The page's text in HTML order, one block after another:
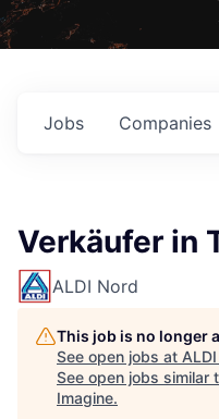
Jobs Companies
Verkäufer in
ALDI Nord
This job is no longer
See open jobs at
See open jobs similar
Imagine.